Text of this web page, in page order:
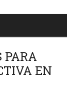
PARA
EN